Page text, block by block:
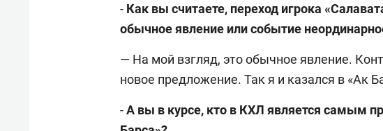
- Как вы считаете, переход игрока
обычное явление или событие
— На мой взгляд, это обычное явление.
новое предложение. Так я и казался в «Ак
-А вы в курсе, кто в КХЛ является самым